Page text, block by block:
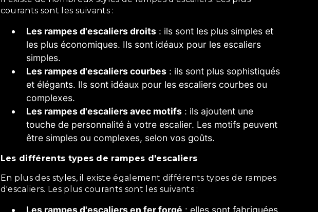
courants sont les suivants :
Les rampes d'escaliers droits: ils sont les plus simples et
les plus économiques. Ils sont idéaux pour les escaliers
simples.
Les rampes d'escaliers courbes: ils sont plus sophistiqués
et élégants. Ils sont idéaux pour les escaliers courbes ou
complexes.
Les rampes d'escaliers avec motifs: ils ajoutent une
touche de personnalité à votre escalier. Les motifs peuvent
être simples ou complexes, selon vos goûts.
Les différents types de rampes d'escaliers
En plus des styles, il existe également différents types de rampes
d'escaliers. Les plus courants sont les suivants :
Les rampes d'escaliers en fer forgé : elles sont fabriquées